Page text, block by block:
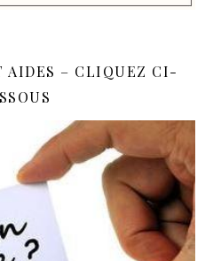
AIDES – CLIQUEZ CI-